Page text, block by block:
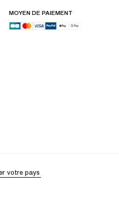
MOYEN DE PAIEMENT
votre pays